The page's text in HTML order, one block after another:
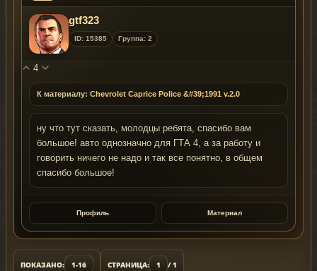
gtf323
ID: 15385 Группа: 2
4
К материалу: Chevrolet Caprice Police &#39;1991 v.2.0
ну что тут сказать, молодцы ребята, спасибо вам
большое! авто однозначно для ГТА 4, а за работу и
говорить ничего не надо и так все понятно, в общем
спасибо большое!
Профиль Материал
ПОКАЗАНО: 1-16 СТРАНИЦА: 1 / 1